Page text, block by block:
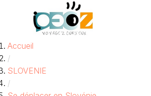
contenu
Accueil
/
SLOVENIE
/